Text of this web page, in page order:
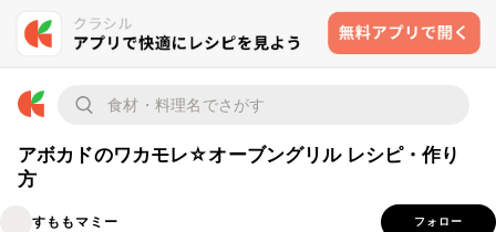
アボカドのワカモレ☆オーブングリル レシピ・作り
方
すももマミー フォロー